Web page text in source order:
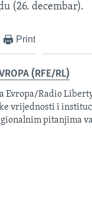
(26. decembar).
Print
(RFE/RL)
Evropa/Radio
vrijednosti i
pitanjima